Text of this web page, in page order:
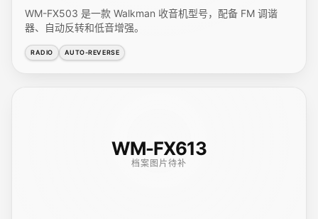
WM-FX503 是一款 Walkman 收音机型号，配备 FM 调谐
器、自动反转和低音增强。
RADIO AUTO-REVERSE
WM-FX613
档案图片待补